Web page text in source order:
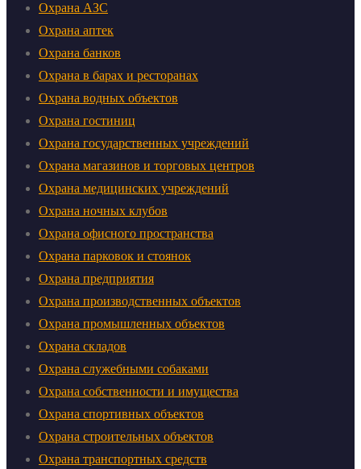
Охрана АЗС
Охрана аптек
Охрана банков
Охрана в барах и ресторанах
Охрана водных объектов
Охрана гостиниц
Охрана государственных учреждений
Охрана магазинов и торговых центров
Охрана медицинских учреждений
Охрана ночных клубов
Охрана офисного пространства
Охрана парковок и стоянок
Охрана предприятия
Охрана производственных объектов
Охрана промышленных объектов
Охрана складов
Охрана служебными собаками
Охрана собственности и имущества
Охрана спортивных объектов
Охрана строительных объектов
Охрана транспортных средств